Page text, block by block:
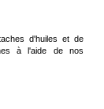
d'huiles et de
à l'aide de nos